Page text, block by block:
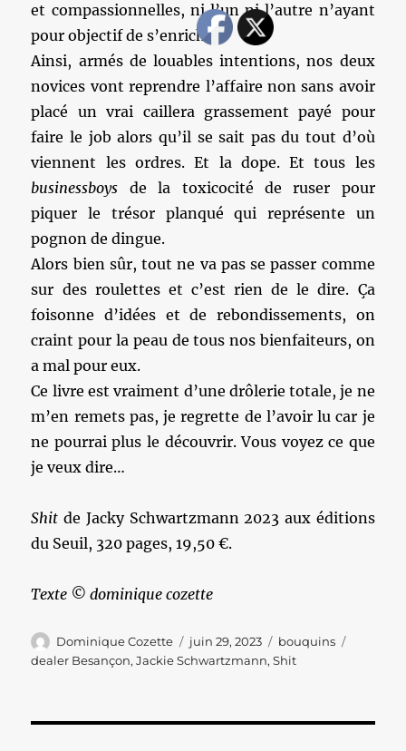
et compassionnelles, ni l’un ni l’autre n’ayant
pour objectif de s’enrichir.
Ainsi, armés de louables intentions, nos deux
novices vont reprendre l’affaire non sans avoir
placé un vrai caillera grassement payé pour
faire le job alors qu’il se sait pas du tout d’où
viennent les ordres. Et la dope. Et tous les
businessboys de la toxicocité de ruser pour
piquer le trésor planqué qui représente un
pognon de dingue.
Alors bien sûr, tout ne va pas se passer comme
sur des roulettes et c’est rien de le dire. Ça
foisonne d’idées et de rebondissements, on
craint pour la peau de tous nos bienfaiteurs, on
a mal pour eux.
Ce livre est vraiment d’une drôlerie totale, je ne
m’en remets pas, je regrette de l’avoir lu car je
ne pourrai plus le découvrir. Vous voyez ce que
je veux dire…
Shitde Jacky Schwartzmann 2023 aux éditions
du Seuil, 320 pages, 19,50 €.
Texte © dominique cozette
Auteur
Dominique Cozette
Publié
le
juin 29, 2023 Catégories
bouquins
dealer Besançon,Jackie Schwartzmann,Shit